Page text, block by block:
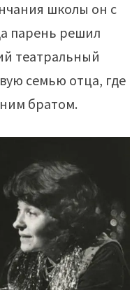
школы он с
парень решил
театральный
семью отца, где
братом.